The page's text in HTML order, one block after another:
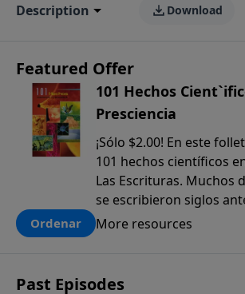
Description Download
Featured Offer
101 Hechos
Presciencia
¡Sólo $2.00! En este
101 hechos científicos
Las Escrituras. Muchos
se escribieron siglos
fueran descubiertos. El
más a la prueba
Ordenar More resources
Past Episodes